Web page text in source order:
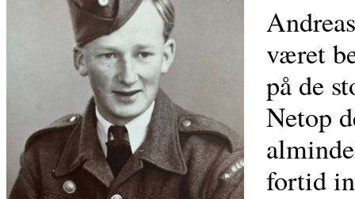
været
på de
Netop
fortid